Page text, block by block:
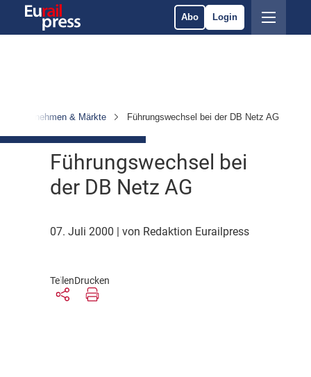
Abo Login
Unternehmen & Märkte Führungswechsel bei der DB Netz AG
Führungswechsel bei
der DB Netz AG
07. Juli 2000 | von Redaktion Eurailpress
TeilenDrucken